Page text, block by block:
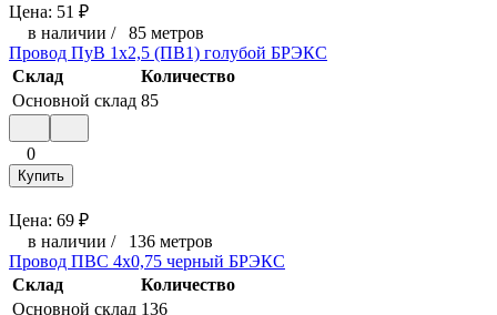
Цена: 51 ₽
в наличии / 85 метров
Провод ПуВ 1х2,5 (ПВ1) голубой БРЭКС
Склад
Количество
Основной склад 85
0
Купить
Цена: 69 ₽
в наличии / 136 метров
Провод ПВС 4х0,75 черный БРЭКС
Склад
Количество
Основной склад 136